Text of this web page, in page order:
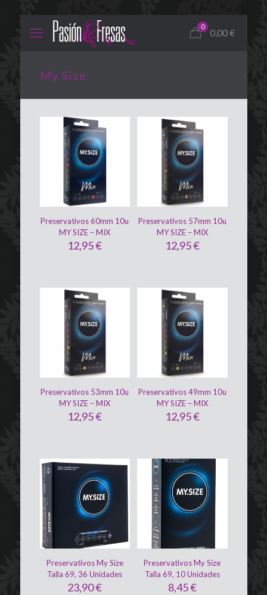
0
0,00€
My Size
Preservativos 60mm 10u
MY SIZE – MIX
12,95€
Preservativos 57mm 10u
MY SIZE – MIX
12,95€
Preservativos 53mm 10u
MY SIZE – MIX
12,95€
Preservativos 49mm 10u
MY SIZE – MIX
12,95€
Preservativos My Size
Talla 69, 36 Unidades
23,90€
Preservativos My Size
Talla 69, 10 Unidades
8,45€